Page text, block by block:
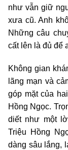
như vẫn giữ
xưa cũ. Anh
Những câu
cất lên là đủ để
Không gian
lãng mạn và
góp mặt của
Hồng Ngọc.
diết như một
Triệu Hồng
dàng sâu lắng,